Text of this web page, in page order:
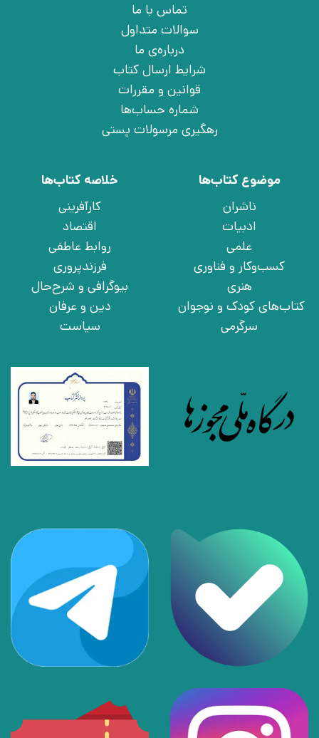
تماس با ما
سوالات متداول
درباره‌ی ما
شرایط ارسال کتاب
قوانین و مقررات
شماره حساب‌ها
رهگیری مرسولات پستی
موضوع کتاب‌ها
ناشران
ادبیات
علمی
کسب‌وکار و فناوری
هنری
کتاب‌های کودک و نوجوان
سرگرمی
خلاصه کتاب‌ها
کارآفرینی
اقتصاد
روابط عاطفی
فرزندپروری
بیوگرافی و شرح‌حال
دین و عرفان
سیاست